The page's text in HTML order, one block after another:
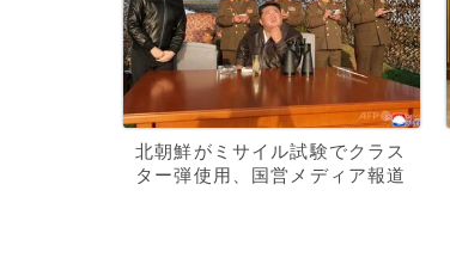
北朝鮮がミサイル試験でクラス
ター弾使用、国営メディア報道